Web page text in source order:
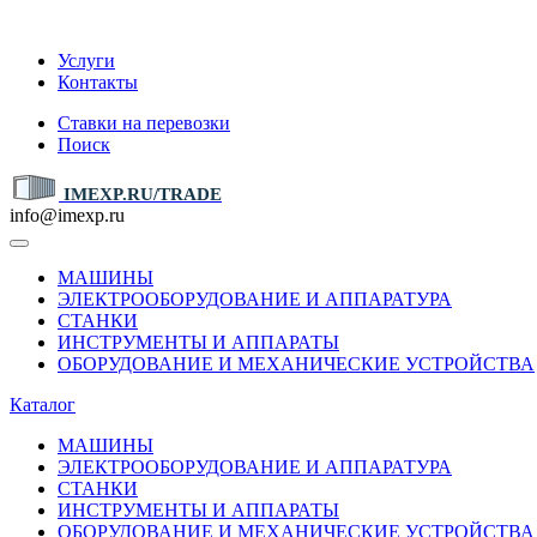
Услуги
Контакты
Ставки на перевозки
Поиск
IMEXP.RU/TRADE
info@imexp.ru
МАШИНЫ
ЭЛЕКТРООБОРУДОВАНИЕ И АППАРАТУРА
СТАНКИ
ИНСТРУМЕНТЫ И АППАРАТЫ
ОБОРУДОВАНИЕ И МЕХАНИЧЕСКИЕ УСТРОЙСТВА
Каталог
МАШИНЫ
ЭЛЕКТРООБОРУДОВАНИЕ И АППАРАТУРА
СТАНКИ
ИНСТРУМЕНТЫ И АППАРАТЫ
ОБОРУДОВАНИЕ И МЕХАНИЧЕСКИЕ УСТРОЙСТВА